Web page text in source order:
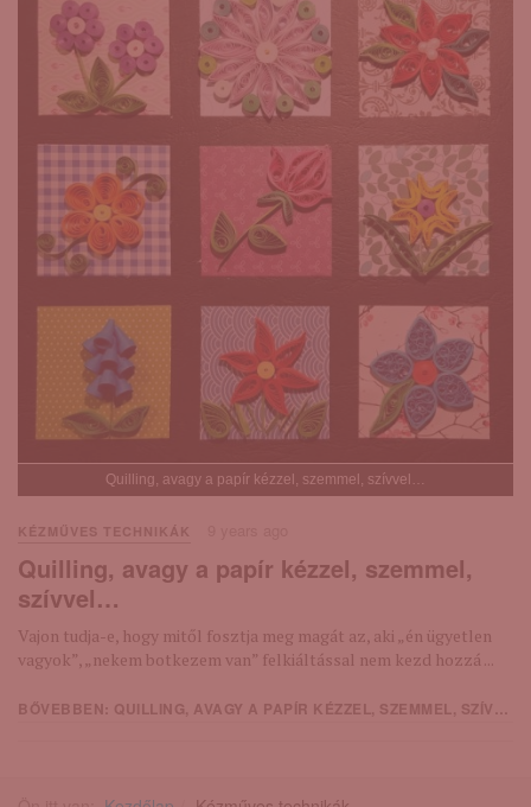
Quilling, avagy a papír kézzel, szemmel, szívvel…
KÉZMŰVES TECHNIKÁK
Quilling, avagy a papír kézzel, szemmel,
szívvel…
Vajon tudja-e, hogy mitől fosztja meg magát az, aki „én ügyetlen
vagyok”, „nekem botkezem van” felkiáltással nem kezd hozzá ...
BŐVEBBEN: QUILLING, AVAGY A PAPÍR KÉZZEL, SZEMMEL, SZÍVVEL…